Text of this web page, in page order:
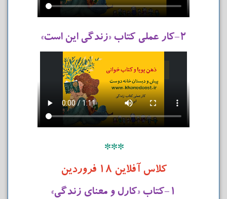
۲-کار عملی کتاب «زندگی این است»
***
کلاس آفلاین ۱۸ فروردین
۱-کتاب «کارل و معنای زندگی»